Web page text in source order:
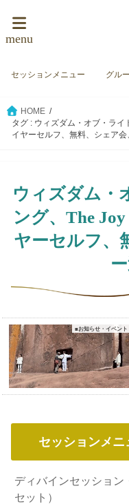
menu
セッションメニュー グル
HOME
タグ : ウィズダム・オブ・ラ
イヤーセルフ、無料、シェア
ウィズダム・
ング、The
ヤーセルフ、
■お知らせ・イベント
セッションメニ
ディバインセッション
セット）